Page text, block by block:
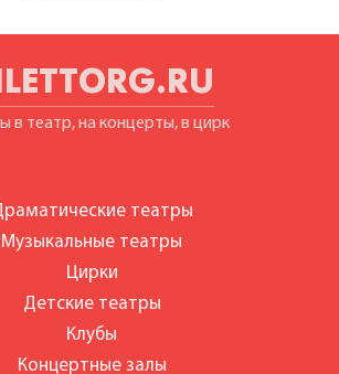
в театр, на концерты, в цирк
театры
Музыкальные театры
Цирки
Детские театры
Клубы
Концертные залы